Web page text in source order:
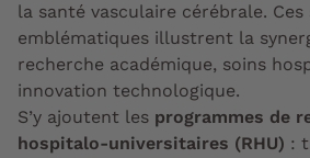
la santé vasculaire cérébrale.
emblématiques illustrent la
recherche académique, soins
innovation technologique.
S’y ajoutent les programmes de
hospitalo-universitaires (RHU) :